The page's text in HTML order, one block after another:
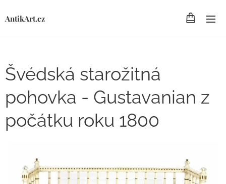
AntikArt.cz
Švédská starožitná
pohovka - Gustavanian z
počátku roku 1800